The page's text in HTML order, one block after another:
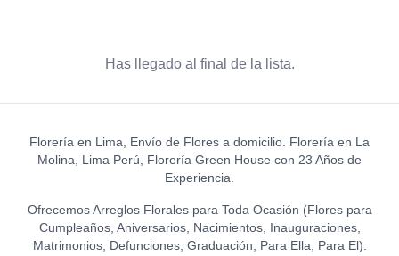
Has llegado al final de la lista.
Florería en Lima, Envío de Flores a domicilio. Florería en La
Molina, Lima Perú, Florería Green House con 23 Años de
Experiencia.
Ofrecemos Arreglos Florales para Toda Ocasión (Flores para
Cumpleaños, Aniversarios, Nacimientos, Inauguraciones,
Matrimonios, Defunciones, Graduación, Para Ella, Para El).